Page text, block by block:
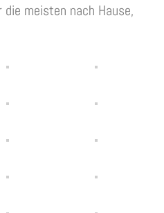
meisten nach Hause,